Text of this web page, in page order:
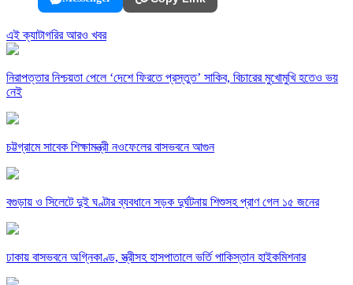
এই ক্যাটাগরির আরও খবর
নিরাপত্তার নিশ্চয়তা পেলে ‘দেশে ফিরতে প্রস্তুত’ সাকিব, বিচারের মুখোমুখি হতেও ভয়
নেই
চট্টগ্রামে সাবেক শিক্ষামন্ত্রী নওফেলের বাসভবনে আগুন
বগুড়ায় ও সিলেটে দুই ঘণ্টার ব্যবধানে সড়ক দুর্ঘটনায় শিশুসহ প্রাণ গেল ১৫ জনের
ঢাকায় বাসভবনে অগ্নিকাণ্ড, স্ত্রীসহ হাসপাতালে ভর্তি পাকিস্তান হাইকমিশনার